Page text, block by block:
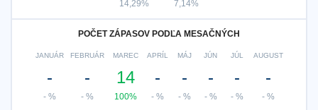
14,29% 7,14%
POČET ZÁPASOV PODĽA MESAČNÝCH
JANUÁR
-
- %
FEBRUÁR
-
- %
MAREC
14
100%
APRÍL
-
- %
MÁJ
-
- %
JÚN
-
- %
JÚL
-
- %
AUGUST
-
- %